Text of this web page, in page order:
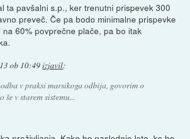
ta pavšalni s.p., ker trenutni prispevek 300
preveč. Če pa bodo minimalne prispevke
60% povprečne plače, pa bo itak
ob 10:49izjavil:
v praksi marsikoga odbija, govorim o
v starem sistemu...